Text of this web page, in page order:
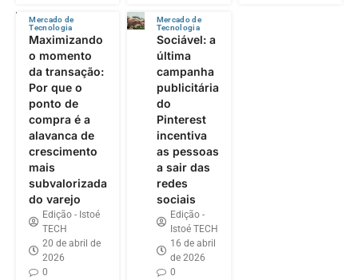
Mercado de
Tecnologia
Maximizando
o momento
da transação:
Por que o
ponto de
compra é a
alavanca de
crescimento
mais
subvalorizada
do varejo
Edição - Istoé
TECH
20 de abril de
2026
0
Mercado de
Tecnologia
Sociável: a
última
campanha
publicitária
do
Pinterest
incentiva
as pessoas
a sair das
redes
sociais
Edição -
Istoé TECH
16 de abril
de 2026
0